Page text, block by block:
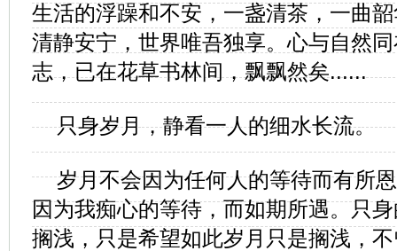
生活的浮躁和不安，一盏清茶，一曲
清静安宁，世界唯吾独享。心与自然
志，已在花草书林间，飘飘然矣......
只身岁月，静看一人的细水长流。
岁月不会因为任何人的等待而有所
因为我痴心的等待，而如期所遇。只
搁浅，只是希望如此岁月只是搁浅，